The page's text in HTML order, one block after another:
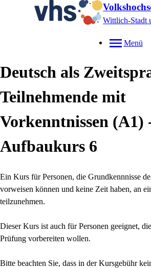
Wittlich-Stadt
Menü
Deutsch als
Teilnehmende mit
Vorkenntnissen (A1)
Aufbaukurs 6
Ein Kurs für Personen, die Grundkennnisse
vorweisen können und keine Zeit haben, an
teilzunehmen.
Dieser Kurs ist auch für Personen geeignet,
Prüfung vorbereiten wollen.
Bitte beachten Sie, dass in der Kursgebühr